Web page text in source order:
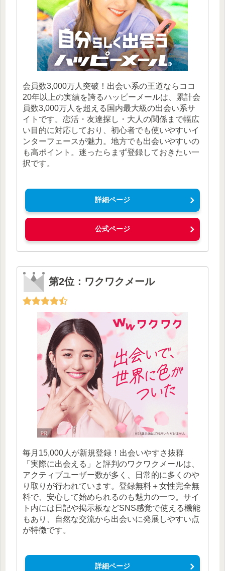
会員数3,000万人突破！出会い系の王道ならココ
20年以上の実績を誇るハッピーメールは、累計会
員数3,000万人を超える国内最大級の出会い系サ
イトです。恋活・友達探し・大人の関係まで幅広
い目的に対応しており、初心者でも使いやすいイ
ンターフェースが魅力。地方でも出会いやすいの
も高ポイント。迷ったらまず登録しておきたい一
択です。
詳細ページ
公式ページ
第2位：ワクワクメール
毎月15,000人が新規登録！出会いやすさ抜群
「実際に出会える」と評判のワクワクメールは、
アクティブユーザー数が多く、日常的に多くのや
り取りが行われています。登録無料＋女性完全無
料で、安心して始められるのも魅力の一つ。サイ
ト内には日記や掲示板などSNS感覚で使える機能
もあり、自然な交流から出会いに発展しやすい点
が特徴です。
詳細ページ